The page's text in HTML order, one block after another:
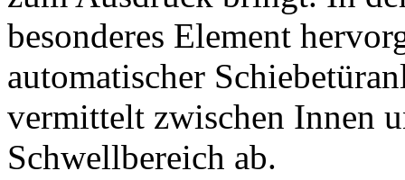
besonderes Element
automatischer
vermittelt zwischen Innen
Schwellbereich ab.